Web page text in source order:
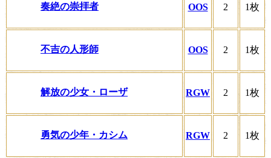
奏絶の崇拝者 OOS 2 1枚
不吉の人形師 OOS 2 1枚
解放の少女・ローザ RGW 2 1枚
勇気の少年・カシム RGW 2 1枚